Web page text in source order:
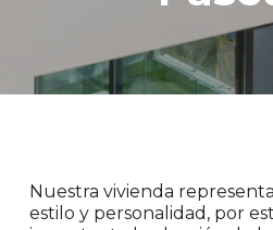
Nuestra vivienda
estilo y personalidad, por